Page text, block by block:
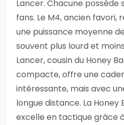
Lancer. Chacune possède
fans. Le M4, ancien favori,
une puissance moyenne
souvent plus lourd et
Lancer, cousin du Honey
compacte, offre une
intéressante, mais avec
longue distance. La Honey
excelle en tactique grâce